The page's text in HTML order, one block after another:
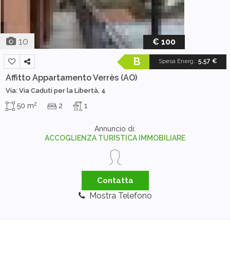
10 € 100
Spesa Energ.: 5,57 €
B
Affitto AppartamentoVerrès (AO)
Via: Via Caduti per la Libertà, 4
50 m2 2 1
Annuncio di:
ACCOGLIENZA TURISTICA IMMOBILIARE
Contatta
Mostra Telefono